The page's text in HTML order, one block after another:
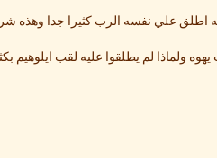
علي نفسه الرب كثيرا جدا وهذه
ولماذا لم يطلقوا عليه لقب ايلوهيم